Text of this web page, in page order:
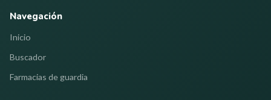
Navegación
Inicio
Buscador
Farmacias de guardia